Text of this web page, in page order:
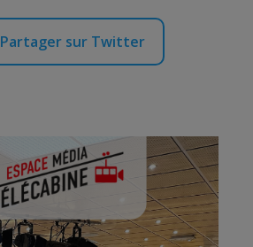
Partager sur Twitter